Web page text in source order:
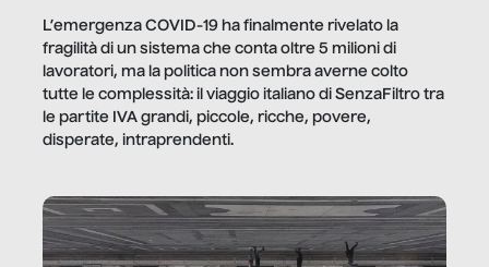
L’emergenza COVID-19 ha finalmente rivelato la
fragilità di un sistema che conta oltre 5 milioni di
lavoratori, ma la politica non sembra averne colto
tutte le complessità: il viaggio italiano di SenzaFiltro tra
le partite IVA grandi, piccole, ricche, povere,
disperate, intraprendenti.